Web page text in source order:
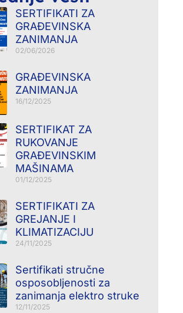
SERTIFIKATI ZA
GRAĐEVINSKA
ZANIMANJA
02/06/2026
GRAĐEVINSKA
ZANIMANJA
16/12/2025
SERTIFIKAT ZA
RUKOVANJE
GRAĐEVINSKIM
MAŠINAMA
01/12/2025
SERTIFIKATI ZA
GREJANJE I
KLIMATIZACIJU
24/11/2025
Sertifikati stručne
osposobljenosti za
zanimanja elektro struke
12/11/2025